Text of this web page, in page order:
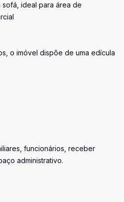
ideal para área de
o imóvel dispõe de uma edícula
funcionários, receber
administrativo.